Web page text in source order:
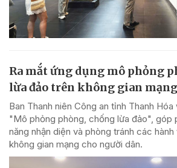
Ra mắt ứng dụng mô phỏng
lừa đảo trên không gian mạng
Ban Thanh niên Công an tỉnh Thanh
"Mô phỏng phòng, chống lừa đảo", góp
năng nhận diện và phòng tránh các
không gian mạng cho người dân.